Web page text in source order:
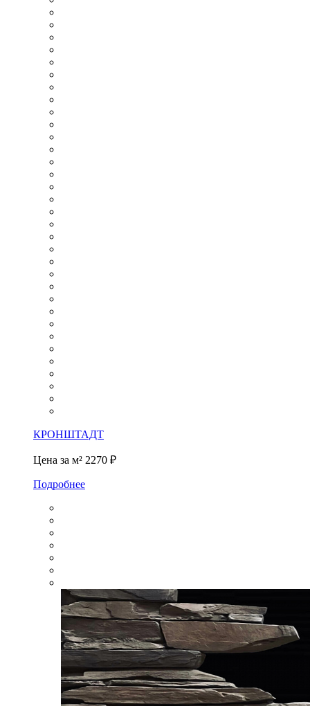
КРОНШТАДТ
Цена за м² 2270 ₽
Подробнее